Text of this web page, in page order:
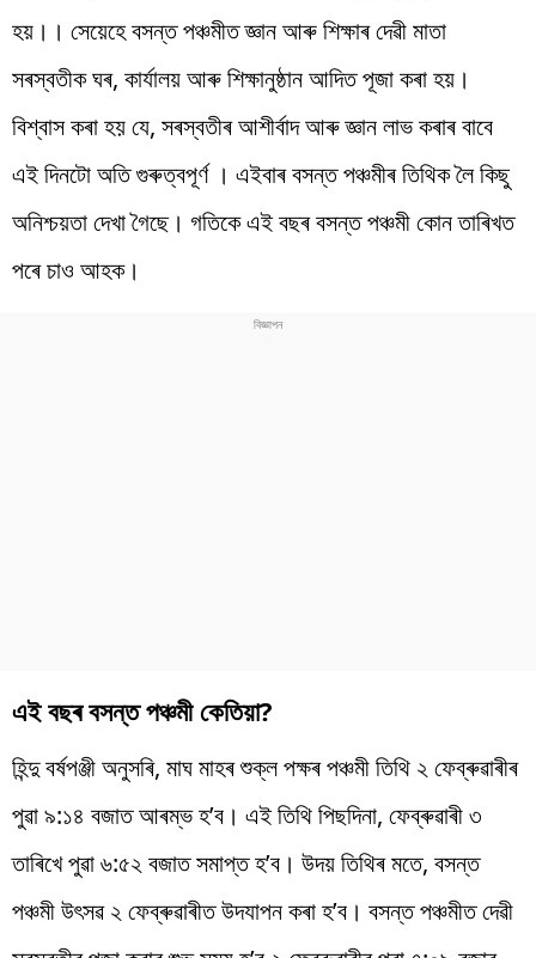
হয়।। সেয়েহে বসন্ত পঞ্চমীত জ্ঞান আৰু শিক্ষাৰ দেৱী মাতা
সৰস্বতীক ঘৰ, কাৰ্যালয় আৰু শিক্ষানুষ্ঠান আদিত পূজা কৰা হয়।
বিশ্বাস কৰা হয় যে, সৰস্বতীৰ আশীৰ্বাদ আৰু জ্ঞান লাভ কৰাৰ বাবে
এই দিনটো অতি গুৰুত্বপূৰ্ণ । এইবাৰ বসন্ত পঞ্চমীৰ তিথিক লৈ কিছু
অনিশ্চয়তা দেখা গৈছে। গতিকে এই বছৰ বসন্ত পঞ্চমী কোন তাৰিখত
পৰে চাও আহক।
এই বছৰ বসন্ত পঞ্চমী কেতিয়া?
হিন্দু বৰ্ষপঞ্জী অনুসৰি, মাঘ মাহৰ শুক্ল পক্ষৰ পঞ্চমী তিথি ২ ফেব্ৰুৱাৰীৰ
পুৱা ৯:১৪ বজাত আৰম্ভ হ’ব। এই তিথি পিছদিনা, ফেব্ৰুৱাৰী ৩
তাৰিখে পুৱা ৬:৫২ বজাত সমাপ্ত হ’ব। উদয় তিথিৰ মতে, বসন্ত
পঞ্চমী উৎসৱ ২ ফেব্ৰুৱাৰীত উদযাপন কৰা হ’ব। বসন্ত পঞ্চমীত দেৱী